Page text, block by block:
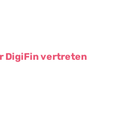
DigiFin vertreten